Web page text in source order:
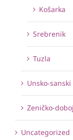
Košarka
Srebrenik
Tuzla
Unsko-
Zeničko-
Uncategorized